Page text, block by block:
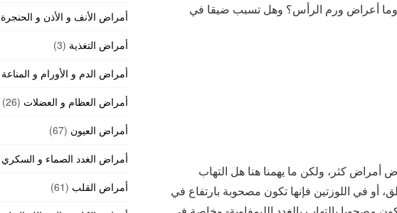
وما أعراض ورم الرأس؟ وهل تسبب ضيقا في
أمراض كثر، ولكن ما يهمنا هنا هل التهاب
أو في اللوزتين فإنها تكون مصحوبة بارتفاع في
أمراض الأنف و الأذن و الحنجرة
أمراض التغذية (3)
أمراض الدم و الأورام و المناعة
أمراض العظام و العضلات (26)
أمراض العيون (67)
أمراض الغدد الصماء و السكري
أمراض القلب (61)